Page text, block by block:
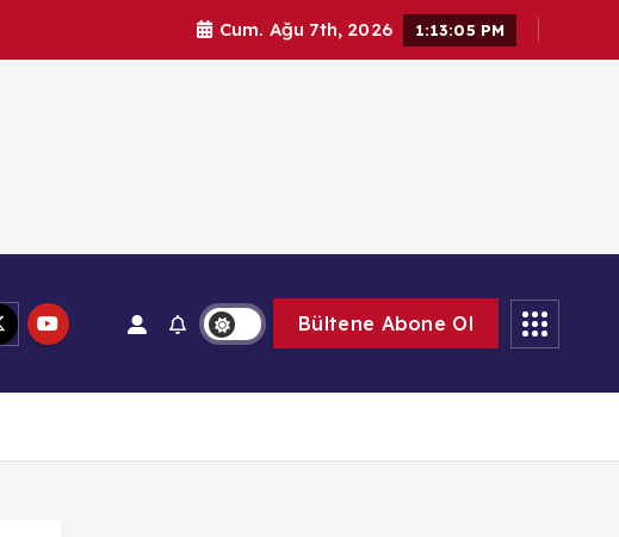
Cum. Ağu 7th, 2026 1:13:06 PM
Bültene Abone Ol